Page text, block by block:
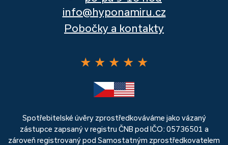
info@hyponamiru.cz
Pobočky a kontakty
★ ★ ★ ★ ★
Spotřebitelské úvěry zprostředkováváme jako vázaný
zástupce zapsaný v registru ČNB pod IČO: 05736501 a
zároveň registrovaný pod Samostatným zprostředkovatelem